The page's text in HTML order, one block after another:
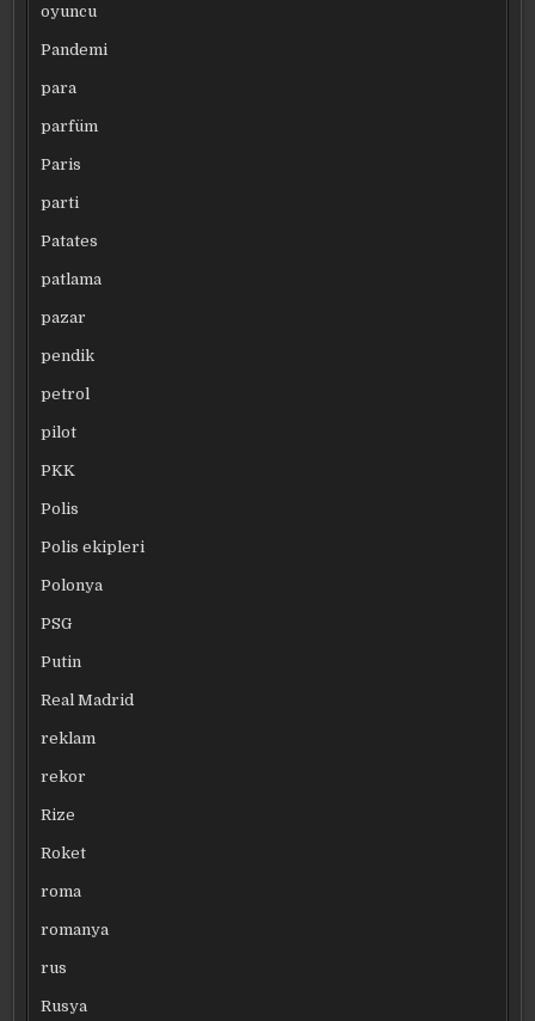
oyuncu
Pandemi
para
parfüm
Paris
parti
Patates
patlama
pazar
pendik
petrol
pilot
PKK
Polis
Polis ekipleri
Polonya
PSG
Putin
Real Madrid
reklam
rekor
Rize
Roket
roma
romanya
rus
Rusya